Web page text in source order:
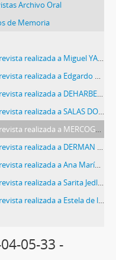
Archivo Oral
de Memoria
realizada a Miguel YANSON
realizada a Edgardo FONTANA
a DEHARBE CELIA y FONTANA SILVIA
realizada a SALAS DORA
a MERCOGLIANO DANIEL
realizada a DERMAN ALBERTO
realizada a Ana María Barraza
realizada a Sarita Jedlina
realizada a Estela de la Cuadra
05-33 -